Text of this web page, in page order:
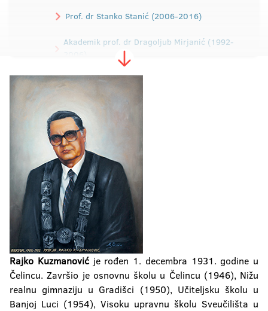
Prof. dr Stanko Stanić (2006-2016)
Akademik prof. dr Dragoljub Mirjanić (1992-
Akademik prof. dr Rajko Kuzmanović (1988-
Prof. dr Dragica Dodig (1984-1988)
Prof. dr Ibrahim Tabaković (1979-1984)
Prof. dr Dragomir Malić (1975-1979)
Rajko Kuzmanovićje rođen 1. decembra 1931. godine u
Čelincu. Završio je osnovnu školu u Čelincu (1946), Nižu
realnu gimnaziju u Gradišci (1950), Učiteljsku školu u
Banjoj Luci (1954), Visoku upravnu školu Sveučilišta u